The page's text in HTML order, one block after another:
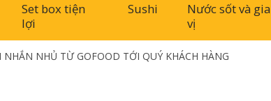
Set box tiện
lợi
Sushi
Nước sốt và gia
vị
NHỦ TỪ GOFOOD TỚI QUÝ KHÁCH HÀNG